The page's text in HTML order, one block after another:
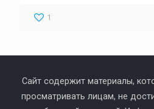
1
Сайт содержит материалы,
просматривать лицам, не